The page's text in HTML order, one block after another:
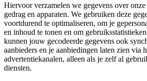
Hiervoor verzamelen we gegevens over
gedrag en apparaten. We gebruiken deze
voortdurend te optimaliseren, om je
en inhoud te tonen en om
kunnen jouw gecodeerde gegevens ook
aanbieders en je aanbiedingen laten zien via
advertentiekanalen, alleen als je zelf al
diensten.